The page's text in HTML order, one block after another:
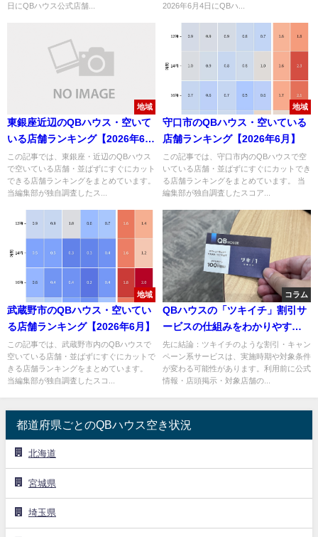
日にQBハウス公式店舗...
2026年6月4日にQBハ...
地域
東銀座近辺のQBハウス・空いて
いる店舗ランキング【2026年6
月】
この記事では、東銀座・近辺のQBハウス
で空いている店舗・並ばずにすぐにカット
できる店舗ランキングをまとめています。
当編集部が独自調査したス...
地域
守口市のQBハウス・空いている
店舗ランキング【2026年6月】
この記事では、守口市内のQBハウスで空
いている店舗・並ばずにすぐにカットでき
る店舗ランキングをまとめています。 当
編集部が独自調査したスコア...
地域
武蔵野市のQBハウス・空いてい
る店舗ランキング【2026年6月】
この記事では、武蔵野市内のQBハウスで
空いている店舗・並ばずにすぐにカットで
きる店舗ランキングをまとめています。
当編集部が独自調査したスコ...
コラム
QBハウスの「ツキイチ」割引サ
ービスの仕組みをわかりやすく
解説！
先に結論：ツキイチのような割引・キャン
ペーン系サービスは、実施時期や対象条件
が変わる可能性があります。利用前に公式
情報・店頭掲示・対象店舗の...
都道府県ごとのQBハウス空き状況
北海道
宮城県
埼玉県